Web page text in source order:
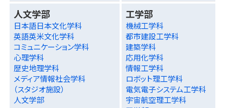
人文学部
日本語日本文化学科
英語英米文化学科
コミュニケーション学科
心理学科
歴史地理学科
メディア情報社会学科
（スタジオ施設）
人文学部
工学部
機械工学科
都市建設工学科
建築学科
応用化学科
情報工学科
ロボット理工学科
電気電子システム工学科
宇宙航空理工学科